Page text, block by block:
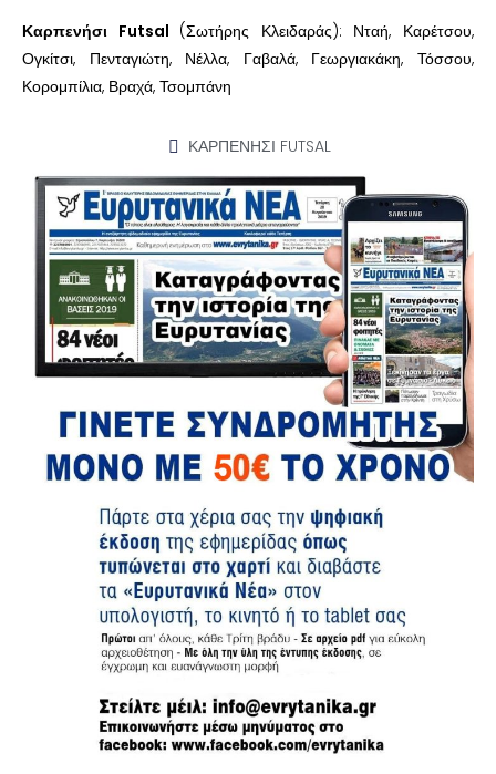
Καρπενήσι Futsal (Σωτήρης Κλειδαράς): Νταή, Καρέτσου,
Ογκίτσι, Πενταγιώτη, Νέλλα, Γαβαλά, Γεωργιακάκη, Τόσσου,
Κορομπίλια, Βραχά, Τσομπάνη
ΚΑΡΠΕΝΗΣΙ FUTSAL